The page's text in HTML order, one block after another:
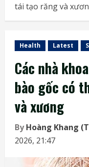
tái tạo răng và
Health Latest
Các nhà
bào gốc có
và xương
ByHoàng Khang
2026, 21:47